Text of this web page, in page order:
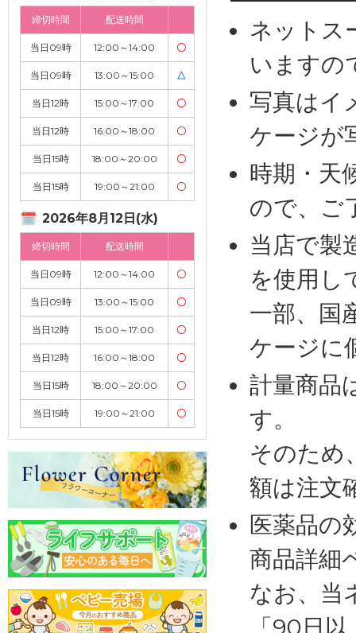
締切時間 配送時間
当日09時 12:00～14:00 〇
当日09時 13:00～15:00 △
当日12時 15:00～17:00 〇
当日12時 16:00～18:00 〇
当日15時 18:00～20:00 〇
当日15時 19:00～21:00 〇
2026年8月12日(水)
締切時間 配送時間
当日09時 12:00～14:00 〇
当日09時 13:00～15:00 〇
当日12時 15:00～17:00 〇
当日12時 16:00～18:00 〇
当日15時 18:00～20:00 〇
当日15時 19:00～21:00 〇
ネットス
いますの
写真はイ
ケージが
時期・天
ので、ご
当店で製
を使用し
一部、国
ケージに
計量商品
す。
そのため
額は注文
医薬品の
商品詳細
なお、当
「90日